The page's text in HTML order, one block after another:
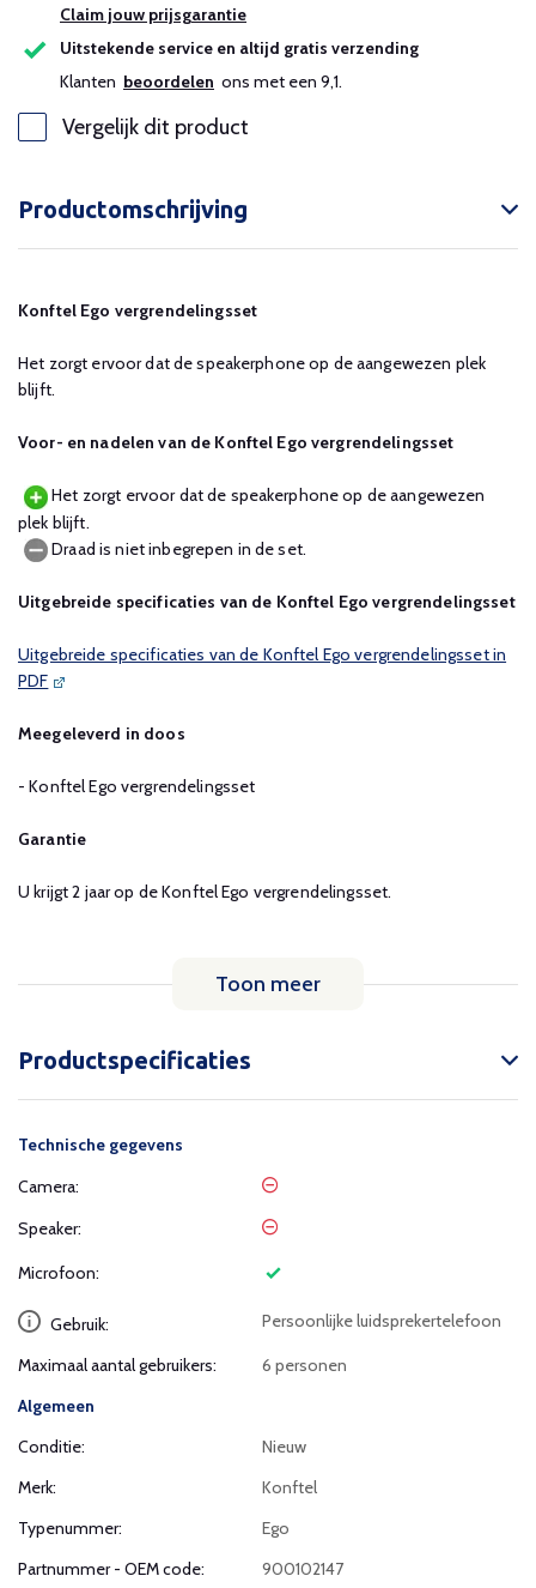
Claim jouw prijsgarantie
Uitstekende service en altijd gratis verzending
Klanten beoordelen ons met een 9,1.
Vergelijk dit product
Productomschrijving
Konftel Ego vergrendelingsset
Het zorgt ervoor dat de speakerphone op de aangewezen plek
blijft.
Voor- en nadelen van de Konftel Ego vergrendelingsset
Het zorgt ervoor dat de speakerphone op de aangewezen
plek blijft.
Draad is niet inbegrepen in de set.
Uitgebreide specificaties van de Konftel Ego vergrendelingsset
Uitgebreide specificaties van de Konftel Ego vergrendelingsset in
PDF
Meegeleverd in doos
- Konftel Ego vergrendelingsset
Garantie
U krijgt 2 jaar op de Konftel Ego vergrendelingsset.
Toon meer
Productspecificaties
Technische gegevens
Camera:
Speaker:
Microfoon:
Gebruik: Persoonlijke luidsprekertelefoon
Maximaal aantal gebruikers:
6 personen
Algemeen
Conditie:
Nieuw
Merk:
Konftel
Typenummer:
Ego
Partnummer - OEM code:
900102147